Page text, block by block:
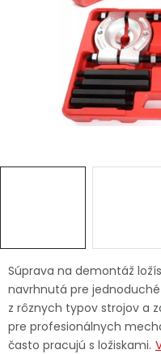
Ochranné
Vianoce
Fotovoltaika
Servis náradia
Doprava a platba
Kontakty
Súprava na demontáž ložísk
navrhnutá pre
z rôznych typov strojov a
pre profesionálnych
často pracujú s ložiskami.